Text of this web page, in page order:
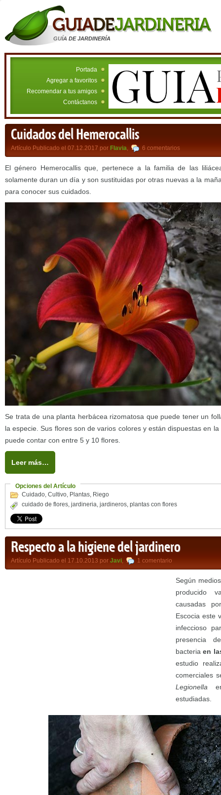
GUÍA DE JARDINERÍA
Portada
Agregar a favoritos
Recomendar a tus amigos
Contáctanos
Cuidados del Hemerocallis
Artículo Publicado el 07.12.2017 por Flavia, 6 comentarios
El género Hemerocallis que, pertenece a la familia de las
solamente duran un día y son sustituidas por otras nuevas a la
para conocer sus cuidados.
Se trata de una planta herbácea rizomatosa que puede tener un
la especie. Sus flores son de varios colores y están dispuestas en
puede contar con entre 5 y 10 flores.
Leer más…
Opciones del Artículo
Cuidado, Cultivo, Plantas, Riego
cuidado de flores, jardineria, jardineros, plantas con flores
Respecto a la higiene del jardinero
Artículo Publicado el 17.10.2013 por Javi, 1 comentario
Según
producido
causadas
Escocia este
infeccioso
presencia
bacteriaen
estudio
comerciales
Legionella
estudiadas.